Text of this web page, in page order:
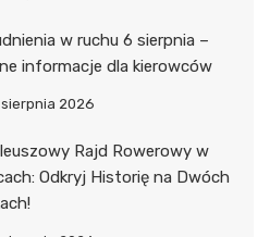
w ruchu 6 sierpnia –
informacje dla kierowców
2026
Rajd Rowerowy w
Odkryj Historię na Dwóch